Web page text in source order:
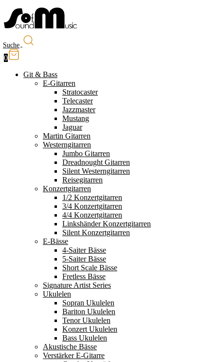
Suche
0
Git & Bass
E-Gitarren
Stratocaster
Telecaster
Jazzmaster
Mustang
Jaguar
Martin Gitarren
Westerngitarren
Jumbo Gitarren
Dreadnought Gitarren
Silent Westerngitarren
Reisegitarren
Konzertgitarren
1/2 Konzertgitarren
3/4 Konzertgitarren
4/4 Konzertgitarren
Linkshänder Konzertgitarren
Silent Konzertgitarren
E-Bässe
4-Saiter Bässe
5-Saiter Bässe
Short Scale Bässe
Fretless Bässe
Signature Artist Series
Ukulelen
Sopran Ukulelen
Bariton Ukulelen
Tenor Ukulelen
Konzert Ukulelen
Bass Ukulelen
Akustische Bässe
Verstärker E-Gitarre